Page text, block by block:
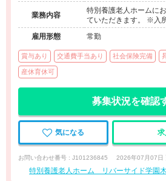
業務内容
特別養護老人ホームに
ていただきます。 ※入
雇用形態
常勤
賞与あり 交通費手当あり 社会保険完備
産休育休可
募集状況を確認
気になる 求
お問い合わせ番号 : J101236845 2026年07月07日
特別養護老人ホーム リバーサイド学園